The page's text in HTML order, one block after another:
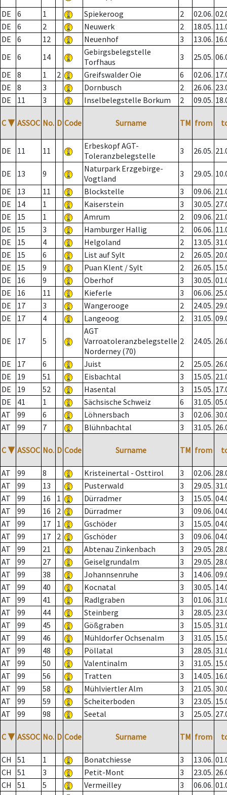
DE
6 1 Spiekeroog 2 02.06.
DE
6 2 Neuwerk 2 18.05.
DE
6 12 Neuenhof 3 13.06.
DE
6 14
Gebirgsbelegstelle
Torfhaus
3 25.05.
DE
8 1 2 Greifswalder Oie 6 02.06.
DE
8 3 Dornbusch 2 26.06.
DE
11 3 Inselbelegstelle Borkum 2 09.05.
C ▼ ASSOC No. D Code Surname TM from
DE 11 11
Erbeskopf AGT-
Toleranzbelegstelle
3 26.05.
DE 13 9
Naturpark Erzgebirge-
Vogtland
3 29.05.
DE
13 11 Blockstelle 3 09.06.
DE
14 1 Kaiserstein 3 30.05.
DE
15 1 Amrum 2 09.06.
DE
15 3 Hamburger Hallig 2 06.06.
DE
15 4 Helgoland 2 13.05.
DE
15 6 List auf Sylt 2 26.05.
DE
15 9 Puan Klent / Sylt 2 26.05.
DE
16 9 Oberhof 3 30.05.
DE
16 11 Kieferle 3 06.06.
DE
17 3 Wangerooge 2 24.05.
DE
17 4 Langeoog 2 31.05.
DE 17 5
AGT
Varroatoleranzbelegstelle
Norderney (70)
2 24.05.
DE 17 6 Juist 2 25.05.
DE
19 51 Eisbachtal 3 15.05.
DE
19 52 Hasental 3 15.05.
DE
41 1 Sächsische Schweiz 6 31.05.
AT
99 6 Löhnersbach 3 02.06.
AT
99 7 Blühnbachtal 3 31.05.
C ▼ ASSOC No. D Code Surname TM from
AT 99 8 Kristeinertal - Osttirol 3 02.06.
AT
99 13 Pusterwald 3 29.05.
AT
99 16 1 Dürradmer 3 15.05.
AT
99 16 2 Dürradmer 3 09.06.
AT
99 17 1 Gschöder 3 15.05.
AT
99 17 2 Gschöder 3 09.06.
AT
99 21 Abtenau Zinkenbach 3 29.05.
AT
99 27 Geiselgrundalm 3 29.05.
AT
99 38 Johannsenruhe 3 14.06.
AT
99 40 Kocnatal 3 30.05.
AT
99 41 Radlgraben 3 01.06.
AT
99 44 Steinberg 3 28.05.
AT
99 45 Gößgraben 3 15.05.
AT
99 46 Mühldorfer Ochsenalm 3 31.05.
AT
99 48 Pöllatal 3 28.05.
AT
99 50 Valentinalm 3 31.05.
AT
99 56 Tratten 3 14.05.
AT
99 58 Mühlviertler Alm 3 21.05.
AT
99 59 Scheiterboden 3 23.05.
AT
99 98 Seetal 3 25.05.
C ▼ ASSOC No. D Code Surname TM from
CH 51 1 Bonatchiesse 3 13.06.
CH
51 3 Petit-Mont 3 23.05.
CH
51 5 Vermeilley 3 06.06.